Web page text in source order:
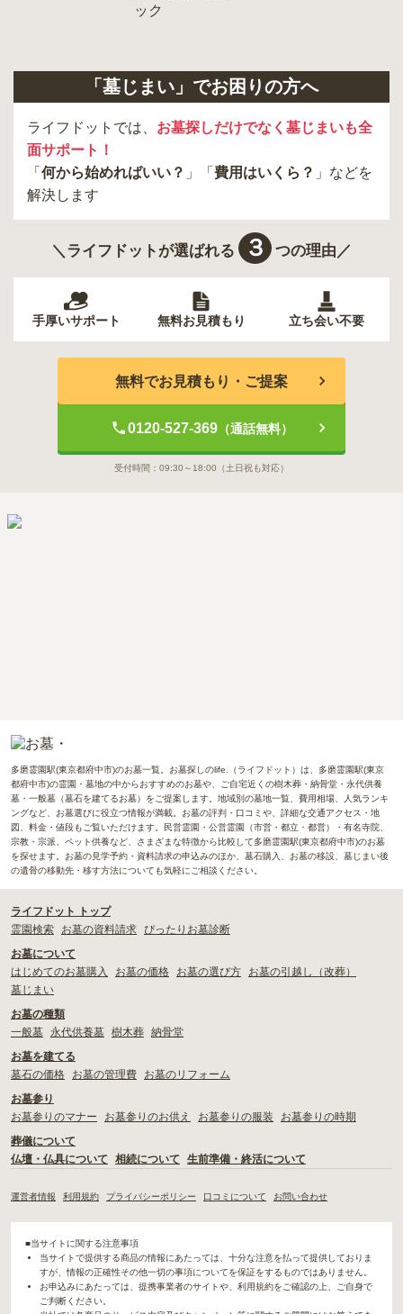
昭島市
葛飾区 墨田区
杉並区
「墓じまい」でお困りの方へ
ライフドットでは、 お墓探しだけでなく墓じまいも全
面サポート！
「 何から始めればいい？ 」「 費用はいくら？ 」などを
解決します
＼ライフドットが選ばれる ３ つの理由／
手厚いサポート 無料お見積もり 立ち会い不要
無料でお見積もり・ご提案
0120-527-369（通話無料）
受付時間： 09:30～18:00 （土日祝も対応）
多磨霊園駅(東京都府中市)のお墓一覧。お墓探しのlife.（ライフドット）は、多磨霊園駅(東京
都府中市)の霊園・墓地の中からおすすめのお墓や、ご自宅近くの樹木葬・納骨堂・永代供養
墓・一般墓（墓石を建てるお墓）をご提案します。地域別の墓地一覧、費用相場、人気ランキ
ングなど、お墓選びに役立つ情報が満載。お墓の評判・口コミや、詳細な交通アクセス・地
図、料金・値段もご覧いただけます。民営霊園・公営霊園（市営・都立・都営）・有名寺院、
宗教・宗派、ペット供養など、さまざまな特徴から比較して多磨霊園駅(東京都府中市)のお墓
を探せます。お墓の見学予約・資料請求の申込みのほか、墓石購入、お墓の移設、墓じまい後
の遺骨の移動先・移す方法についても気軽にご相談ください。
ライフドット トップ
霊園検索
お墓の資料請求 ぴったりお墓診断
お墓について
はじめてのお墓購入
お墓の価格 お墓の選び方
お墓の引越し（改葬）
墓じまい
お墓の種類
一般墓
永代供養墓 樹木葬 納骨堂
お墓を建てる
墓石の価格
お墓の管理費
お墓のリフォーム
お墓参り
お墓参りのマナー
お墓参りのお供え お墓参りの服装
お墓参りの時期
葬儀について
仏壇・仏具について
相続について 生前準備・終活について
運営者情報 利用規約 プライバシーポリシー 口コミについて お問い合わせ
■当サイトに関する注意事項
当サイトで提供する商品の情報にあたっては、十分な注意を払って提供しておりま
すが、情報の正確性その他一切の事項についてを保証をするものではありません。
お申込みにあたっては、提携事業者のサイトや、利用規約をご確認の上、ご自身で
ご判断ください。